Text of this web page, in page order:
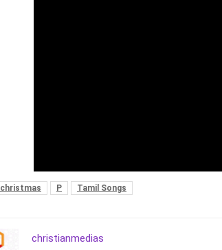
christmas P Tamil Songs
christianmedias